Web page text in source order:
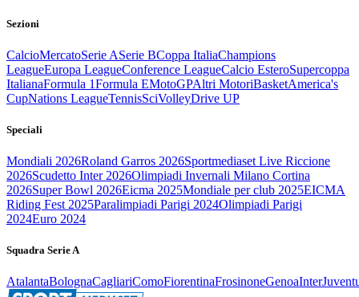
Sezioni
CalcioMercatoSerie ASerie BCoppa ItaliaChampions
LeagueEuropa LeagueConference LeagueCalcio EsteroSupercoppa
ItalianaFormula 1Formula EMotoGPAltri MotoriBasketAmerica's
CupNations LeagueTennisSciVolleyDrive UP
Speciali
Mondiali 2026Roland Garros 2026Sportmediaset Live Riccione
2026Scudetto Inter 2026Olimpiadi Invernali Milano Cortina
2026Super Bowl 2026Eicma 2025Mondiale per club 2025EICMA
Riding Fest 2025Paralimpiadi Parigi 2024Olimpiadi Parigi
2024Euro 2024
Squadra Serie A
AtalantaBolognaCagliariComoFiorentinaFrosinoneGenoaInter